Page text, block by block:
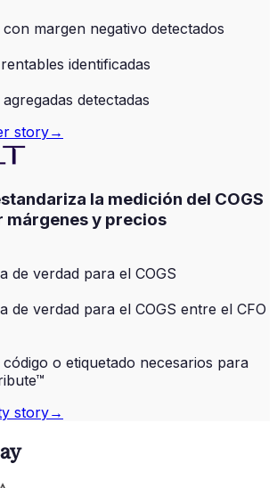
margen negativo detectados
identificadas
detectadas
story→
la medición del COGS
márgenes y precios
de verdad para el COGS
de verdad para el COGS entre el CFO
código o etiquetado necesarios para
story→